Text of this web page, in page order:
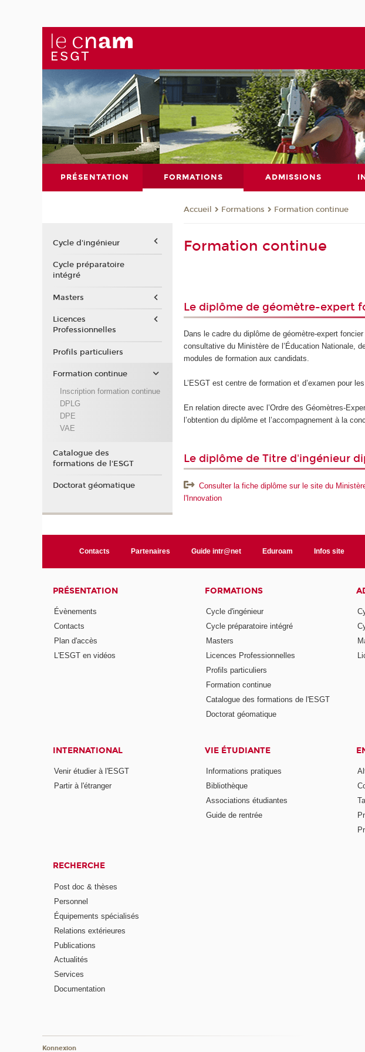
PRÉSENTATION FORMATIONS ADMISSIONS
Accueil Formations Formation continue
Formation continue
Le diplôme de géomètre-expert
Dans le cadre du diplôme de géomètre-expert
consultative du Ministère de l’Éducation Nationale,
modules de formation aux candidats.
L’ESGT est centre de formation et d’examen pour
En relation directe avec l’Ordre des Géomètres-
l’obtention du diplôme et l’accompagnement à la
Le diplôme de Titre d'ingénieur
Consulter la fiche diplôme sur le site du
l'Innovation
Cycle d'ingénieur
Cycle préparatoire
intégré
Masters
Licences
Professionnelles
Profils particuliers
Formation continue
Inscription formation continue
DPLG
DPE
VAE
Catalogue des
formations de l'ESGT
Doctorat géomatique
Contacts Partenaires Guide intr@net Eduroam Infos site
PRÉSENTATION
Évènements
Contacts
Plan d'accès
L'ESGT en vidéos
FORMATIONS
Cycle d'ingénieur
Cycle préparatoire intégré
Masters
Licences Professionnelles
Profils particuliers
Formation continue
Catalogue des formations de l'ESGT
Doctorat géomatique
INTERNATIONAL
Venir étudier à l'ESGT
Partir à l'étranger
VIE ÉTUDIANTE
Informations pratiques
Bibliothèque
Associations étudiantes
Guide de rentrée
RECHERCHE
Post doc & thèses
Personnel
Équipements spécialisés
Relations extérieures
Publications
Actualités
Services
Documentation
Konnexion